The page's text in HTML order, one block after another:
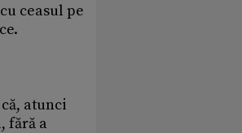
ceasul pe
atunci
fără a